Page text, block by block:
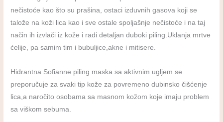
nečistoće kao što su prašina, ostaci izduvnih gasova koji se
talože na koži lica kao i sve ostale spoljašnje nečistoće i na taj
način ih izvlači iz kože i radi detaljan duboki piling.Uklanja mrtve
ćelije, pa samim tim i bubuljice,akne i mitisere.
Hidrantna Sofianne piling maska sa aktivnim ugljem se
preporučuje za svaki tip kože za povremeno dubinsko čišćenje
lica,a naročito osobama sa masnom kožom koje imaju problem
sa viškom sebuma.
количина